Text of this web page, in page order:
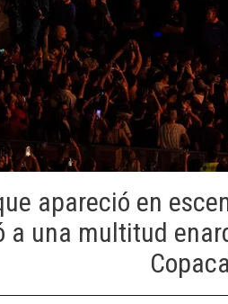
apareció en
a una multitud